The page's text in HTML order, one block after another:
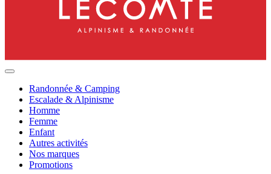
Randonnée & Camping
Escalade & Alpinisme
Homme
Femme
Enfant
Autres activités
Nos marques
Promotions